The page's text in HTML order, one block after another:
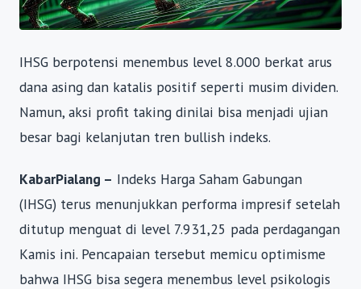
IHSG berpotensi menembus level 8.000 berkat arus
dana asing dan katalis positif seperti musim dividen.
Namun, aksi profit taking dinilai bisa menjadi ujian
besar bagi kelanjutan tren bullish indeks.
KabarPialang – Indeks Harga Saham Gabungan
(IHSG) terus menunjukkan performa impresif setelah
ditutup menguat di level 7.931,25 pada perdagangan
Kamis ini. Pencapaian tersebut memicu optimisme
bahwa IHSG bisa segera menembus level psikologis